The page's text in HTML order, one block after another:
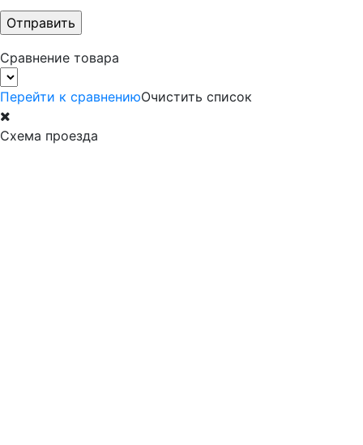
Сравнение товара
Перейти к сравнениюОчистить список
Схема проезда